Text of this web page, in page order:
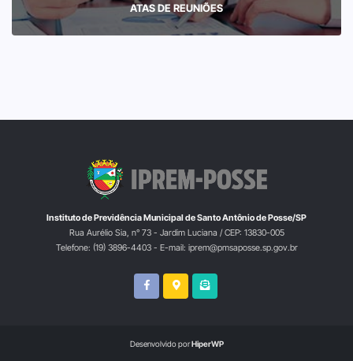
ATAS DE REUNIÕES
Instituto de Previdência Municipal de Santo Antônio de Posse/SP
Rua Aurélio Sia, n° 73 - Jardim Luciana / CEP: 13830-005
Telefone: (19) 3896-4403 - E-mail: iprem@pmsaposse.sp.gov.br
Desenvolvido porHiperWP